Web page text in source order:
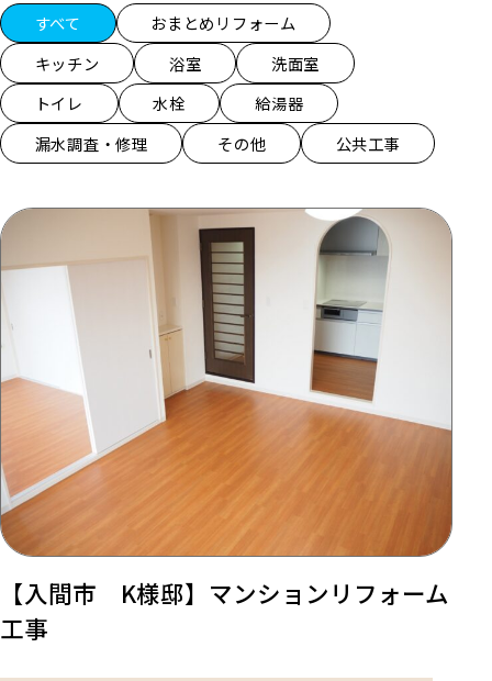
施工事例一覧
すべて
おまとめリフォーム
キッチン
浴室
洗面室
トイレ
水栓
給湯器
漏水調査・修理
その他 公共工事
【入間市 K様邸】マンションリフォーム
工事